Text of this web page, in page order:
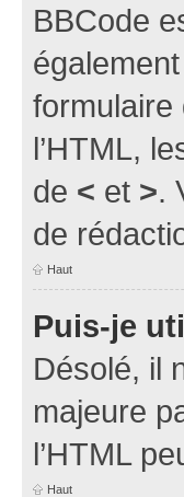
BBCode
formulaire
l’HTML,
de < et >.
de
Haut
Puis-je
Désolé, il
majeure
l’HTML
Haut